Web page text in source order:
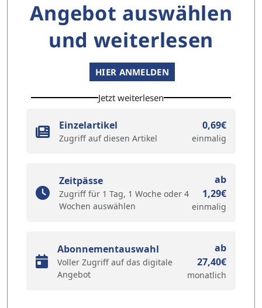
Angebot auswählen
und weiterlesen
HIER ANMELDEN
Jetzt weiterlesen
Einzelartikel
Zugriff auf diesen Artikel
0,69€
einmalig
Zeitpässe
Zugriff für 1 Tag, 1 Woche oder 4
Wochen auswählen
ab
1,29€
einmalig
Abonnementauswahl
Voller Zugriff auf das digitale
Angebot
ab
27,40€
monatlich